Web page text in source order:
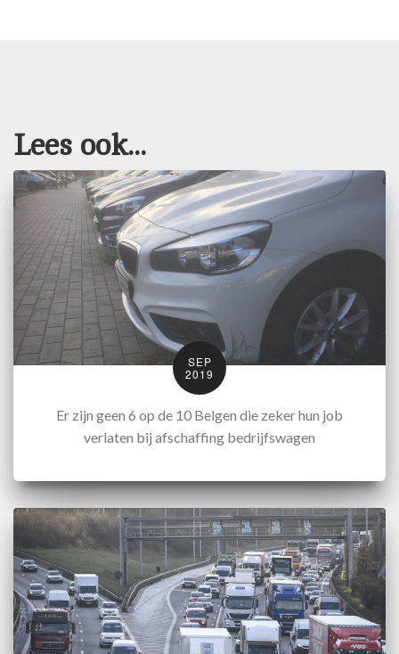
Lees ook...
SEP
2019
Er zijn geen 6 op de 10 Belgen die zeker hun job
verlaten bij afschaffing bedrijfswagen